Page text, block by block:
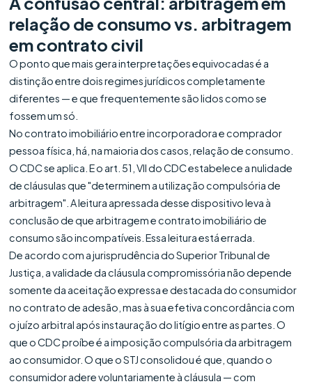
relação de consumo vs. arbitragem
em contrato civil
O ponto que mais gera interpretações equivocadas é a
distinção entre dois regimes jurídicos completamente
diferentes — e que frequentemente são lidos como se
fossem um só.
No contrato imobiliário entre incorporadora e comprador
pessoa física, há, na maioria dos casos, relação de consumo.
O CDC se aplica. E o art. 51, VII do CDC estabelece a nulidade
de cláusulas que "determinem a utilização compulsória de
arbitragem". A leitura apressada desse dispositivo leva à
conclusão de que arbitragem e contrato imobiliário de
consumo são incompatíveis. Essa leitura está errada.
De acordo com a jurisprudência do Superior Tribunal de
Justiça, a validade da cláusula compromissória não depende
somente da aceitação expressa e destacada do consumidor
no contrato de adesão, mas à sua efetiva concordância com
o juízo arbitral após instauração do litígio entre as partes. O
que o CDC proíbe é a imposição compulsória da arbitragem
ao consumidor. O que o STJ consolidou é que, quando o
consumidor adere voluntariamente à cláusula — com